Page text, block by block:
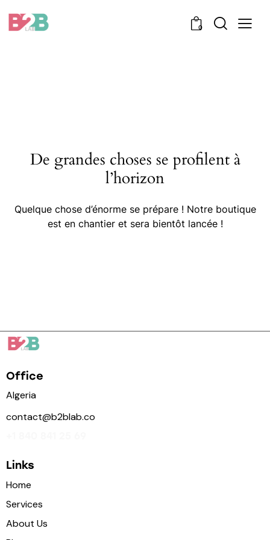
0
De grandes choses se profilent à
l’horizon
Quelque chose d’énorme se prépare ! Notre boutique
est en chantier et sera bientôt lancée !
Office
Algeria
contact@b2blab.co
Links
Home
Services
About Us